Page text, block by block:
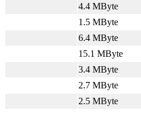
4.4 MByte
1.5 MByte
6.4 MByte
15.1 MByte
3.4 MByte
2.7 MByte
2.5 MByte